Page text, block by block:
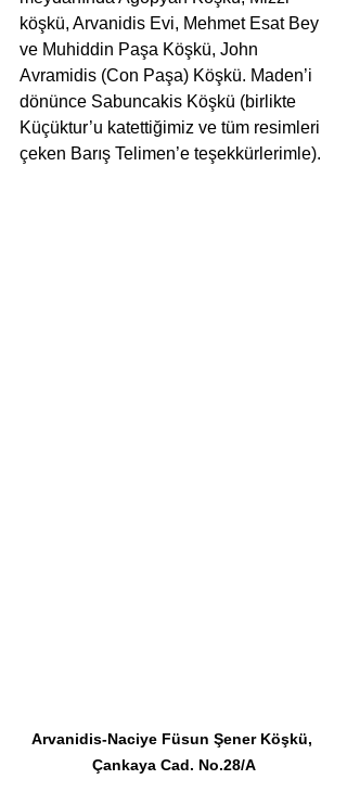
köşkü, Arvanidis Evi, Mehmet Esat Bey
ve Muhiddin Paşa Köşkü, John
Avramidis (Con Paşa) Köşkü. Maden’i
dönünce Sabuncakis Köşkü (birlikte
Küçüktur’u katettiğimiz ve tüm resimleri
çeken Barış Telimen’e teşekkürlerimle).
Arvanidis-Naciye Füsun Şener Köşkü,
Çankaya Cad. No.28/A